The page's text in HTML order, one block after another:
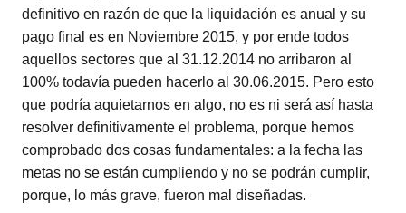
definitivo en razón de que la liquidación es anual y su
pago final es en Noviembre 2015, y por ende todos
aquellos sectores que al 31.12.2014 no arribaron al
100% todavía pueden hacerlo al 30.06.2015. Pero esto
que podría aquietarnos en algo, no es ni será así hasta
resolver definitivamente el problema, porque hemos
comprobado dos cosas fundamentales: a la fecha las
metas no se están cumpliendo y no se podrán cumplir,
porque, lo más grave, fueron mal diseñadas.